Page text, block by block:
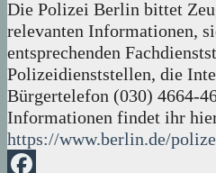
Die Polizei Berlin bittet
relevanten Informationen,
entsprechenden
Polizeidienststellen, die
Bürgertelefon (030) 4664-
Informationen findet ihr
https://www.berlin.de/